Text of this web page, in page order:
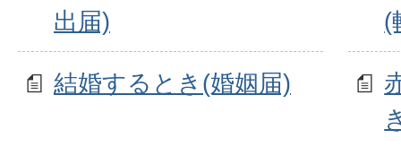
出届)
(
結婚するとき(婚姻届)